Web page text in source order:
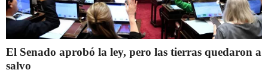
El Senado aprobó la ley, pero las tierras quedaron a
salvo